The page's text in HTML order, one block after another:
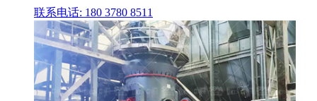
联系电话: 180 3780 8511